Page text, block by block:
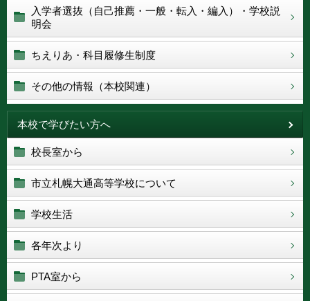
入学者選抜（自己推薦・一般・転入・編入）・学校説
明会
ちえりあ・科目履修生制度
その他の情報（本校関連）
本校で学びたい方へ
校長室から
市立札幌大通高等学校について
学校生活
各年次より
PTA室から